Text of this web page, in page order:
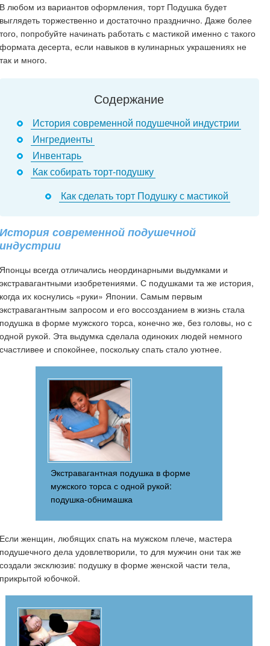
В любом из вариантов оформления, торт Подушка будет
выглядеть торжественно и достаточно празднично. Даже более
того, попробуйте начинать работать с мастикой именно с такого
формата десерта, если навыков в кулинарных украшениях не
так и много.
Содержание
История современной подушечной индустрии
Ингредиенты
Инвентарь
Как собирать торт-подушку
Как сделать торт Подушку с мастикой
История современной подушечной
индустрии
Японцы всегда отличались неординарными выдумками и
экстравагантными изобретениями. С подушками та же история,
когда их коснулись «руки» Японии. Самым первым
экстравагантным запросом и его воссозданием в жизнь стала
подушка в форме мужского торса, конечно же, без головы, но с
одной рукой. Эта выдумка сделала одиноких людей немного
счастливее и спокойнее, поскольку спать стало уютнее.
Экстравагантная подушка в форме
мужского торса с одной рукой:
подушка-обнимашка
Если женщин, любящих спать на мужском плече, мастера
подушечного дела удовлетворили, то для мужчин они так же
создали эксклюзив: подушку в форме женской части тела,
прикрытой юбочкой.